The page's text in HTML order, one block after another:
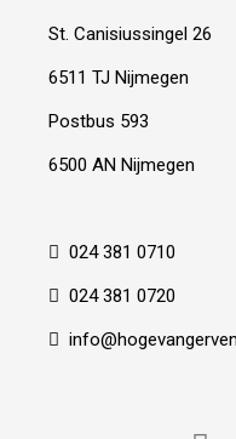
St. Canisiussingel 26
6511 TJ Nijmegen
Postbus 593
6500 AN Nijmegen
024 381 0710
024 381 0720